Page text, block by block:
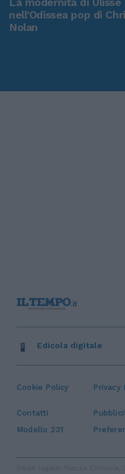
nell'Odissea pop di
Nolan
Cookie Policy Privacy
Contatti
Modello 231
Edicola digitale